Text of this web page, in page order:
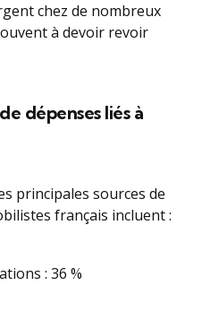
chez de nombreux
à devoir revoir
dépenses liés à
principales sources de
français incluent :
: 36 %